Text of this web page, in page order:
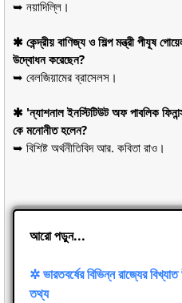
➥ নয়াদিল্লি।
✱ কেন্দ্রীয় বাণিজ্য ও শিল্প মন্ত্রী পীযূষ
উদ্বোধন করেছেন?
➥ বেলজিয়ামের ব্রাসেলস।
✱ 'ন্যাশনাল ইনস্টিটিউট অফ পাবলিক
কে মনোনীত হলেন?
➥ বিশিষ্ট অর্থনীতিবিদ আর. কবিতা রাও।
আরো পড়ুন...
✲ ভারতবর্ষের বিভিন্ন রাজ্যের
তথ্য